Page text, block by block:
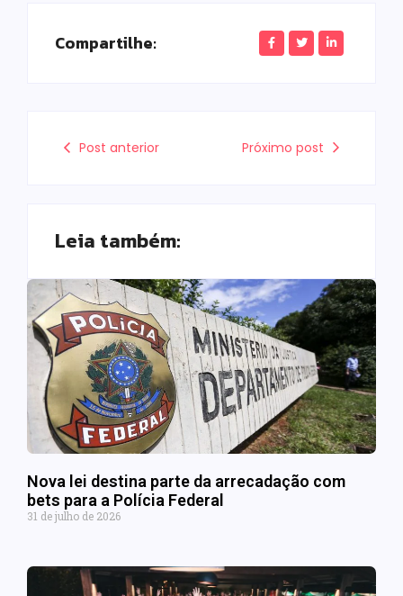
Compartilhe:
Post anterior Próximo post
Leia também:
Nova lei destina parte da arrecadação com
bets para a Polícia Federal
31 de julho de 2026